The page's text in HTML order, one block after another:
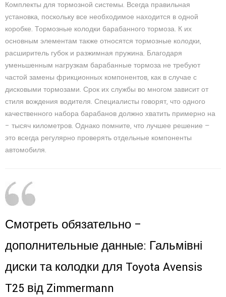
Комплекты для тормозной системы. Всегда правильная
установка, поскольку все необходимое находится в одной
коробке. Тормозные колодки барабанного тормоза. К их
основным элементам также относятся тормозные колодки,
расширитель губок и разжимная пружина. Благодаря
уменьшенным нагрузкам барабанные тормоза не требуют
частой замены фрикционных компонентов, как в случае с
дисковыми тормозами. Срок их службы во многом зависит от
стиля вождения водителя. Специалисты говорят, что одного
качественного набора барабанов должно хватить примерно на
– тысяч километров. Однако помните, что лучшее решение —
это всегда регулярно проверять отдельные компоненты
автомобиля.
Смотреть обязательно –
дополнительные данные: Гальмівні
диски та колодки для Toyota Avensis
T25 від Zimmermann